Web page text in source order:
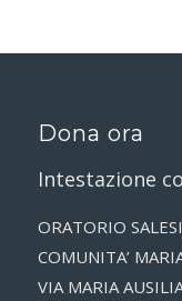
Dona ora
Intestazione
ORATORIO
COMUNITA’
VIA MARIA